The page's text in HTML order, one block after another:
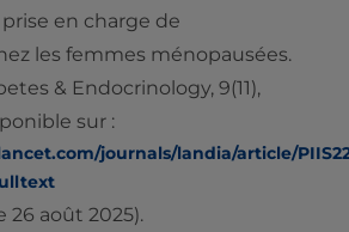
en charge de
les femmes ménopausées.
& Endocrinology, 9(11),
sur :
journals/landia/article/
26 août 2025).